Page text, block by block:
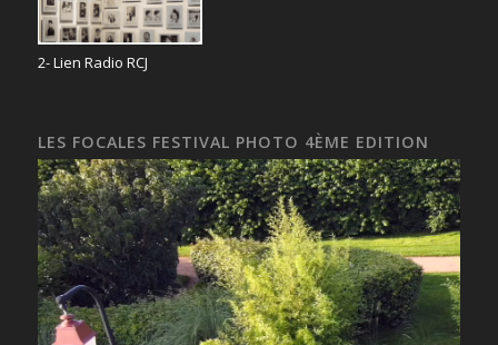
2- Lien Radio RCJ
LES FOCALES FESTIVAL PHOTO 4ÈME EDITION